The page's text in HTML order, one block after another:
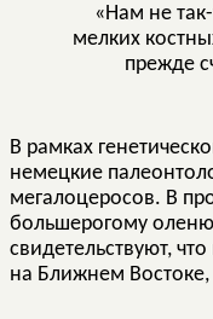
«Нам не
мелких
прежде
В рамках
немецкие
мегалоцеросов. В
большерогому
свидетельствуют,
на Ближнем Востоке,